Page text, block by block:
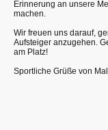
Erinnerung an unsere
machen.
Wir freuen uns darauf,
Aufsteiger anzugehen.
am Platz!
Sportliche Grüße von